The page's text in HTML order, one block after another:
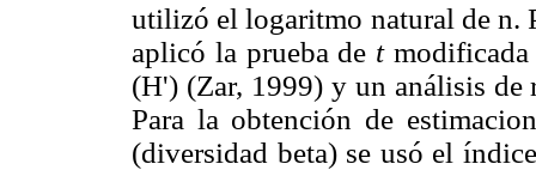
utilizó el logaritmo natural de n.
aplicó la prueba de tmodificada
(H') (Zar, 1999) y un análisis
Para la obtención de
(diversidad beta) se usó el